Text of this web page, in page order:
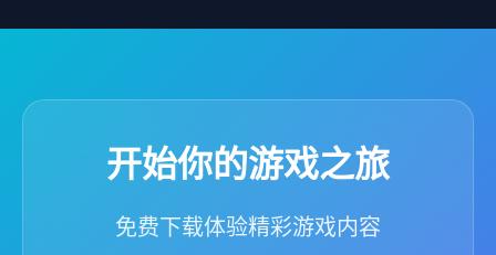
开始你的游戏之旅
免费下载体验精彩游戏内容